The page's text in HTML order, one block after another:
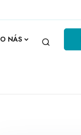
O NÁS